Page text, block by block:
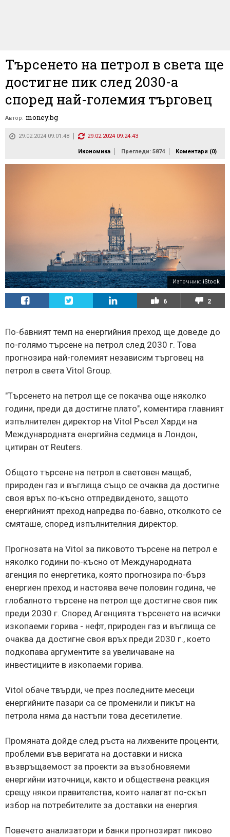
Търсенето на петрол в света ще
достигне пик след 2030-а
според най-големия търговец
Автор: money.bg
29.02.2024 09:01:48 29.02.2024 09:24:43
Икономика Прегледи: 5874 Коментари (0)
Източник: iStock
6 2
По-бавният темп на енергийния преход ще доведе до
по-голямо търсене на петрол след 2030 г. Това
прогнозира най-големият независим търговец на
петрол в света Vitol Group.
"Търсенето на петрол ще се покачва още няколко
години, преди да достигне плато", коментира главният
изпълнителен директор на Vitol Ръсел Харди на
Международната енергийна седмица в Лондон,
цитиран от Reuters.
Общото търсене на петрол в световен мащаб,
природен газ и въглища също се очаква да достигне
своя връх по-късно отпредвиденото, защото
енергийният преход напредва по-бавно, отколкото се
смяташе, според изпълнителния директор.
Прогнозата на Vitol за пиковото търсене на петрол е
няколко години по-късно от Международната
агенция по енергетика, която прогнозира по-бърз
енергиен преход и настоява вече половин година, че
глобалното търсене на петрол ще достигне своя пик
преди 2030 г. Според Агенцията търсенето на всички
изкопаеми горива - нефт, природен газ и въглища се
очаква да достигне своя връх преди 2030 г., което
подкопава аргументите за увеличаване на
инвестициите в изкопаеми горива.
Vitol обаче твърди, че през последните месеци
енергийните пазари са се променили и пикът на
петрола няма да настъпи това десетилетие.
Промяната дойде след ръста на лихвените проценти,
проблеми във веригата на доставки и ниска
възвръщаемост за проекти за възобновяеми
енергийни източници, както и обществена реакция
срещу някои правителства, които налагат по-скъп
избор на потребителите за доставки на енергия.
Повечето анализатори и банки прогнозират пиково